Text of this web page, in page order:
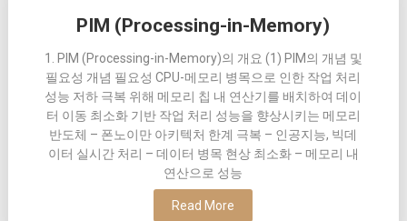
PIM (Processing-in-Memory)
1. PIM (Processing-in-Memory)의 개요 (1) PIM의 개념 및
필요성 개념 필요성 CPU-메모리 병목으로 인한 작업 처리
성능 저하 극복 위해 메모리 칩 내 연산기를 배치하여 데이
터 이동 최소화 기반 작업 처리 성능을 향상시키는 메모리
반도체 – 폰노이만 아키텍처 한계 극복 – 인공지능, 빅데
이터 실시간 처리 – 데이터 병목 현상 최소화 – 메모리 내
연산으로 성능
Read More
navigation